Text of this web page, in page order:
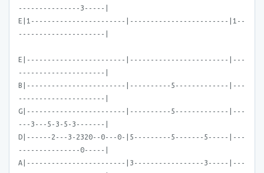
---------------3-----|
E|1-----------------------|------------------------|1--
---------------------|
E|------------------------|------------------------|---
---------------------|
B|------------------------|----------5-------------|---
---------------------|
G|------------------------|----------5-------------|---
---3---5-3-5-3-------|
D|------2---3-2320--0---0-|5---------5-------5-----|---
---------------0-----|
A|------------------------|3-----------------3-----|---